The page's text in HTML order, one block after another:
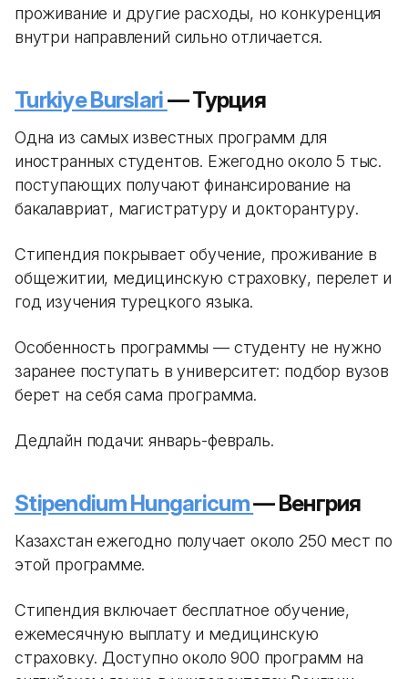
проживание и другие расходы, но конкуренция
внутри направлений сильно отличается.
Turkiye Burslari— Турция
Одна из самых известных программ для
иностранных студентов. Ежегодно около 5 тыс.
поступающих получают финансирование на
бакалавриат, магистратуру и докторантуру.
Стипендия покрывает обучение, проживание в
общежитии, медицинскую страховку, перелет и
год изучения турецкого языка.
Особенность программы — студенту не нужно
заранее поступать в университет: подбор вузов
берет на себя сама программа.
Дедлайн подачи: январь-февраль.
Stipendium Hungaricum— Венгрия
Казахстан ежегодно получает около 250 мест по
этой программе.
Стипендия включает бесплатное обучение,
ежемесячную выплату и медицинскую
страховку. Доступно около 900 программ на